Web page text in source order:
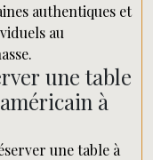
authentiques et
au
une table
à
une table à